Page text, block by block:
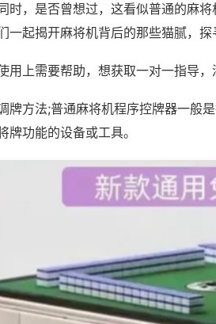
时，是否曾想过，这看似普通的麻
一起揭开麻将机背后的那些猫腻，探
用上需要帮助，想获取一对一指导
牌方法;普通麻将机程序控牌器一般
牌功能的设备或工具。